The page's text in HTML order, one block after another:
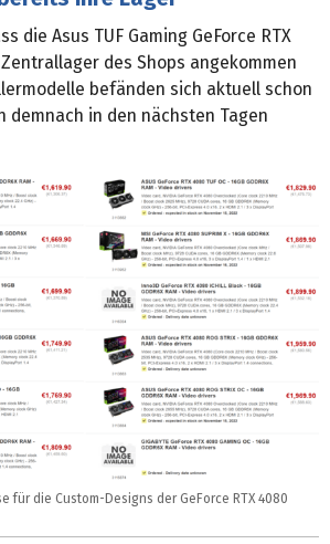
die Asus TUF Gaming GeForce RTX
des Shops angekommen
befänden sich aktuell schon
demnach in den nächsten Tagen
für die Custom-Designs der GeForce RTX 4080